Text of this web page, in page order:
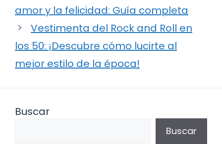
amor y la felicidad: Guía completa
Vestimenta del Rock and Roll en
los 50: ¡Descubre cómo lucirte al
mejor estilo de la época!
Buscar
Buscar